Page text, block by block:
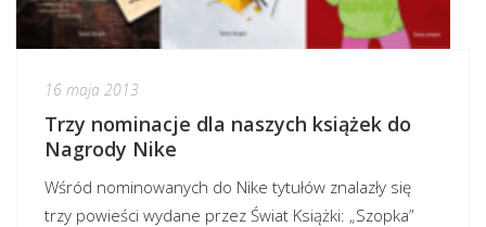
16 maja 2013
Trzy nominacje dla naszych książek do
Nagrody Nike
Wśród nominowanych do Nike tytułów znalazły się
trzy powieści wydane przez Świat Książki: „Szopka”